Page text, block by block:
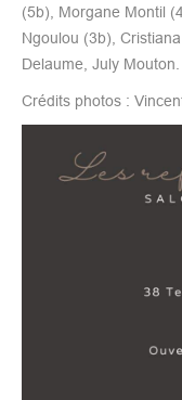
(5b), Morgane Montil
Ngoulou (3b),
Delaume, July Mouton.
Crédits photos :